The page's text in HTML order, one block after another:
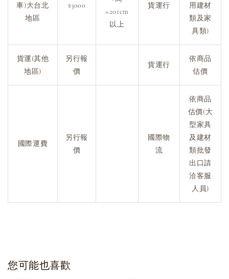
車)大台北
地區
$3000
=201cm
以上
貨運行
用建材
類及家
具類)
貨運(其他
地區)
另行報
價
貨運行
依商品
估價
國際運費
另行報
價
國際物
流
依商品
估價(大
型家具
及建材
類批發
出口請
洽客服
人員)
您可能也喜歡